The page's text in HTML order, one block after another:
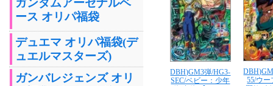
ガンダムアーセナルベ
ース オリパ福袋
デュエマ オリパ福袋(デ
ュエルマスターズ)
ガンバレジェンズ オリ
DBH)GM3弾/HG3-
SEC/ベビー：少年
55/ウ